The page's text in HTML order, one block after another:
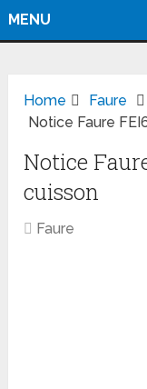
MENU
Home
Faure
Notice Faure
Notice
cuisson
Faure